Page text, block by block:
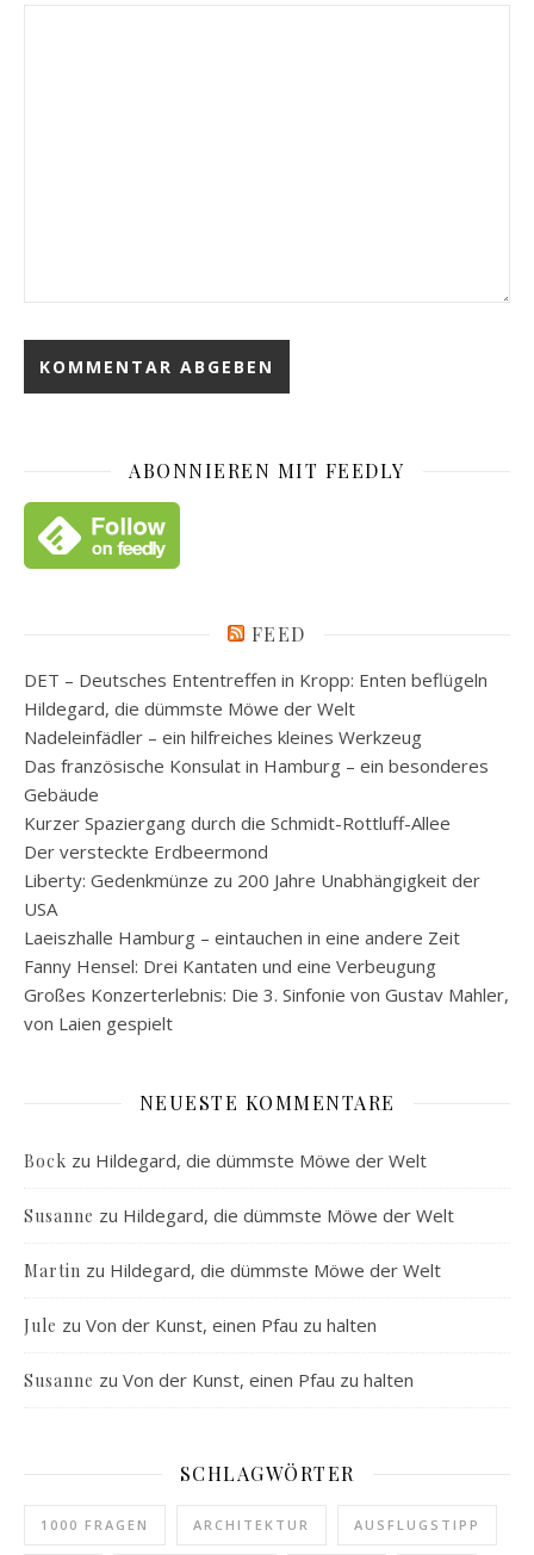
ABONNIEREN MIT FEEDLY
FEED
DET – Deutsches Ententreffen in Kropp: Enten beflügeln
Hildegard, die dümmste Möwe der Welt
Nadeleinfädler – ein hilfreiches kleines Werkzeug
Das französische Konsulat in Hamburg – ein besonderes
Gebäude
Kurzer Spaziergang durch die Schmidt-Rottluff-Allee
Der versteckte Erdbeermond
Liberty: Gedenkmünze zu 200 Jahre Unabhängigkeit der
USA
Laeiszhalle Hamburg – eintauchen in eine andere Zeit
Fanny Hensel: Drei Kantaten und eine Verbeugung
Großes Konzerterlebnis: Die 3. Sinfonie von Gustav Mahler,
von Laien gespielt
NEUESTE KOMMENTARE
Bock zu Hildegard, die dümmste Möwe der Welt
Susanne zu Hildegard, die dümmste Möwe der Welt
Martin zu Hildegard, die dümmste Möwe der Welt
Jule zu Von der Kunst, einen Pfau zu halten
Susanne zu Von der Kunst, einen Pfau zu halten
SCHLAGWÖRTER
1000 FRAGEN ARCHITEKTUR AUSFLUGSTIPP